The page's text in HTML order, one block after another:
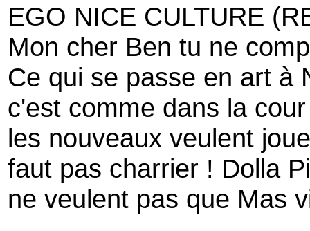
EGO NICE CULTURE
Mon cher Ben tu ne
Ce qui se passe en art à
c'est comme dans la
les nouveaux veulent
faut pas charrier ! Dolla
ne veulent pas que Mas